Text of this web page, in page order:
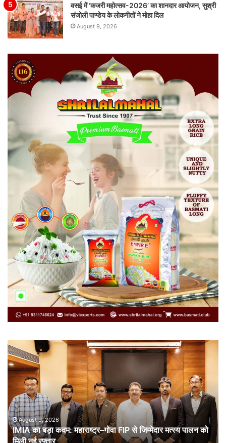
वसई में ‘कजरी महोत्सव-2026’ का शानदार आयोजन, सुश्री
संजोली पाण्डेय के लोकगीतों ने मोहा दिल
August 9, 2026
IMIA
का
बड़ा
कदम:
महाराष्ट्र–
गोवा
FIP
से
जिम्मेदार
मत्स्य
August 9, 2026
IMIA का बड़ा कदम: महाराष्ट्र–गोवा FIP से जिम्मेदार मत्स्य पालन को